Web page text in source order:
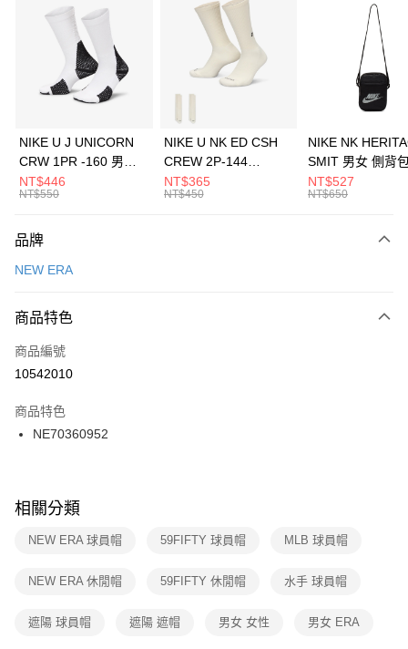
3 期 0 利率 每期 21家銀行
合作金庫商業銀行
第一商業銀行
華南商業銀行
彰化商業銀行
上海商業儲蓄銀行
元大商業銀行
台灣樂天信用卡公司
Apple Pay
全盈+PAY
AFTEE先享後付
【關於「AFTEE先享後付」】
便利好安心！
３．安心：先確認商品／服務後，再付款。
【「AFTEE先享後付」結帳流程】
１．於結帳方式選擇「AFTEE先享後付」後，將跳轉至「AFTEE先享後付」
２．訂單成立數日內，您將收到繳費通知簡訊。
３．收到繳費通知簡訊後14天內，點擊此簡訊中的連結，可透過四大超商／
ATM／網路銀行／等多元方式進行付款，方視為交易完成。
※ 交易是否成功請以「AFTEE先享後付 」之結帳頁面顯示為準，若有關於
是否繳費成功／繳費後需取消欲退款等相關疑問，請聯繫「AFTEE先享後付
客戶支援中心」https://netprotections.freshdesk.com/support/home
１．透過由恩沛科技股份有限公司提供之「AFTEE先享後付」服務完成之交
權轉讓予恩沛科技股份有限公司。
運送方式
每筆NT$100，滿NT$1,500(含以上)免運費
宅配
每筆NT$100，滿NT$1,500(含以上)免運費
付款後門市自取
每筆NT$100，滿NT$1,500(含以上)免運費
NIKE U J UNICORN
CRW 1PR -160 男女
中統襪 FZ3393100
NT$446
NT$550
NIKE U NK ED CSH
CREW 2P-144
EMBRDY 男女 短統襪
FZ3073133
NT$365
NT$450
NIKE NK
SMIT 男女 側背
BA5871010
NT$527
NT$650
品牌
NEW ERA
商品特色
商品編號
10542010
商品特色
NE70360952
相關分類
NEW ERA 球員帽 59FIFTY 球員帽 MLB 球員帽
NEW ERA 休閒帽 59FIFTY 休閒帽 水手 球員帽
遮陽 球員帽 遮陽 遮帽 男女 女性 男女 ERA